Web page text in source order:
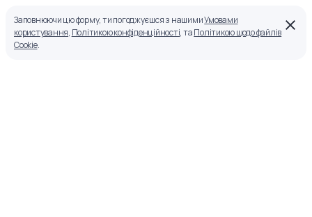
Заповнюючи цю форму, ти погоджуєшся з нашимиУмовами
користування, Політикою конфіденційності, таПолітикою щодо файлів
Cookie.